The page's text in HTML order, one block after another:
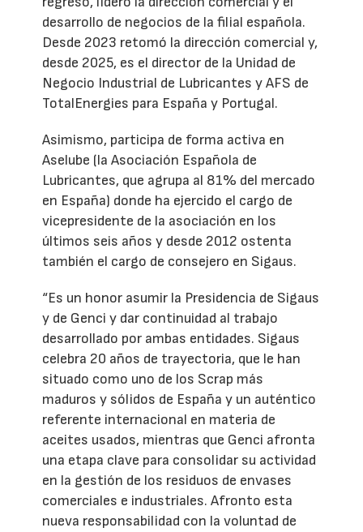
desarrollo de negocios de la filial española.
Desde 2023 retomó la dirección comercial y,
desde 2025, es el director de la Unidad de
Negocio Industrial de Lubricantes y AFS de
TotalEnergies para España y Portugal.
Asimismo, participa de forma activa en
Aselube (la Asociación Española de
Lubricantes, que agrupa al 81% del mercado
en España) donde ha ejercido el cargo de
vicepresidente de la asociación en los
últimos seis años y desde 2012 ostenta
también el cargo de consejero en Sigaus.
“Es un honor asumir la Presidencia de Sigaus
y de Genci y dar continuidad al trabajo
desarrollado por ambas entidades. Sigaus
celebra 20 años de trayectoria, que le han
situado como uno de los Scrap más
maduros y sólidos de España y un auténtico
referente internacional en materia de
aceites usados, mientras que Genci afronta
una etapa clave para consolidar su actividad
en la gestión de los residuos de envases
comerciales e industriales. Afronto esta
nueva responsabilidad con la voluntad de